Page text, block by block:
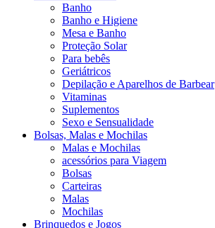
Banho
Banho e Higiene
Mesa e Banho
Proteção Solar
Para bebês
Geriátricos
Depilação e Aparelhos de Barbear
Vitaminas
Suplementos
Sexo e Sensualidade
Bolsas, Malas e Mochilas
Malas e Mochilas
acessórios para Viagem
Bolsas
Carteiras
Malas
Mochilas
Brinquedos e Jogos